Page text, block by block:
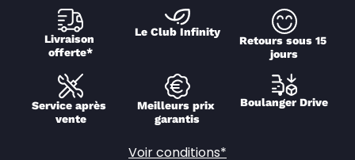
Livraison
offerte*
Le Club Infinity
Retours sous 15
jours
Service après
vente
Meilleurs prix
garantis
Boulanger Drive
Voir conditions*